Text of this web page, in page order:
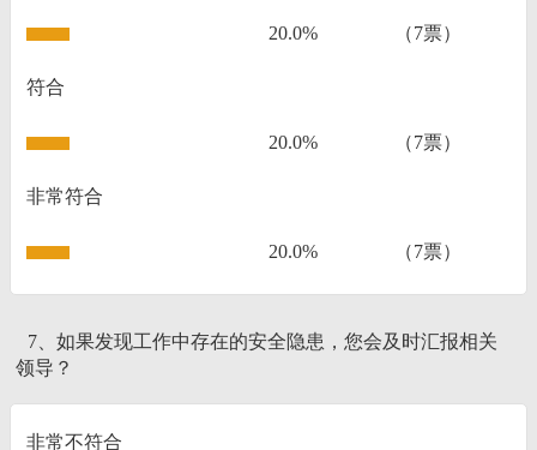
20.0% （7票）
符合
20.0% （7票）
非常符合
20.0% （7票）
7、如果发现工作中存在的安全隐患，您会及时汇报相关
领导？
非常不符合